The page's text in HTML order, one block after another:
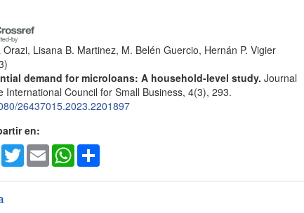
Orazi, Lisana B. Martinez, M. Belén Guercio, Hernán P. Vigier
demand for microloans: A household-level study. Journal
International Council for Small Business, 4(3), 293.
26437015.2023.2201897
en:
Facebook
Twitter Email WhatsApp